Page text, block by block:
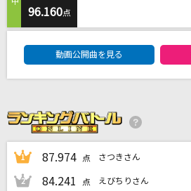
First Love
[生音]ヒトリノ夜
ポルノグラフィティ
ブリキノダンス
あの夢をなぞって
YOASOBI
96.160点
動画公開曲を見る
1 87.974 点 さつきさん
2 84.241 点 えびちりさん